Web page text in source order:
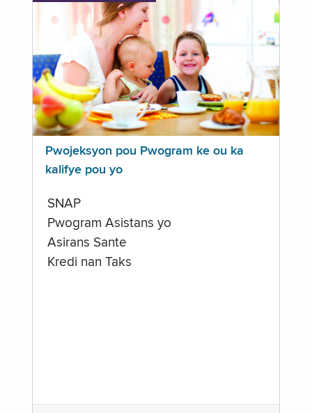
Pwojeksyon pou Pwogram ke ou ka
kalifye pou yo
SNAP
Pwogram Asistans yo
Asirans Sante
Kredi nan Taks